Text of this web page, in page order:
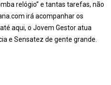
relógio” e tantas tarefas, não
irá acompanhar os
aqui, o Jovem Gestor atua
e Sensatez de gente grande.